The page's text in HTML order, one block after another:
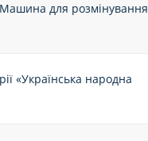
для розмінування
«Українська народна